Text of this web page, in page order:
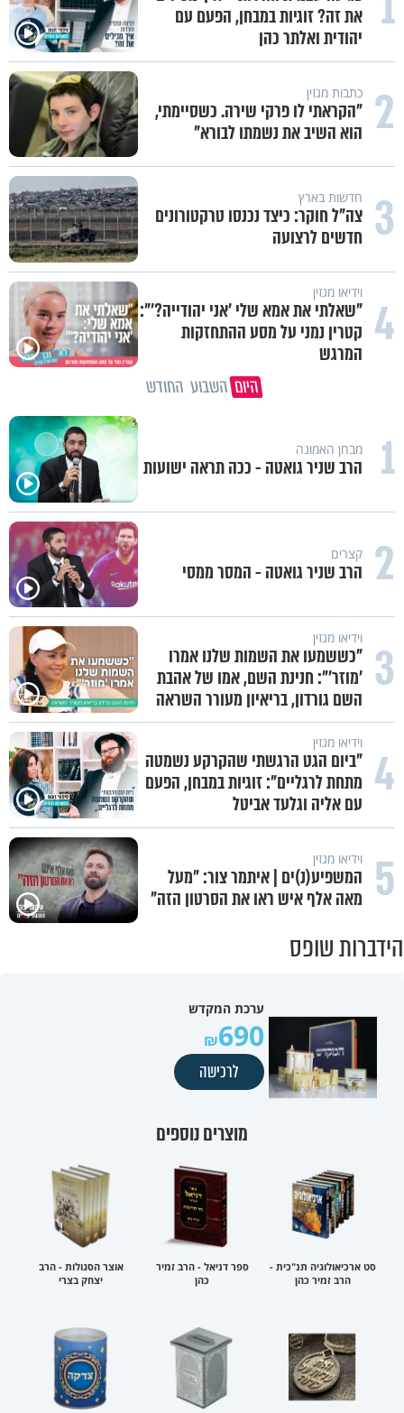
את זה? זוגיות במבחן, הפעם עם
יהודית ואלתר כהן
2 כתבות מגזין
"הקראתי לו פרקי שירה. כשסיימתי,
הוא השיב את נשמתו לבורא"
3 חדשות בארץ
צה"ל חוקר: כיצד נכנסו טרקטורונים
חדשים לרצועה
4 וידיאו מגזין
"שאלתי את אמא שלי 'אני יהודייה?'":
קטרין נמני על מסע ההתחזקות
המרגש
היום השבוע החודש
1 מבחן האמונה
הרב שניר גואטה - ככה תראה ישועות
2 קצרים
הרב שניר גואטה - המסר ממסי
3 וידיאו מגזין
"כששמעו את השמות שלנו אמרו
'מוזר'": חנינת השם, אמו של אהבת
השם גורדון, בריאיון מעורר השראה
4 וידיאו מגזין
"ביום הגט הרגשתי שהקרקע נשמטה
מתחת לרגליים": זוגיות במבחן, הפעם
עם אליה וגלעד אביטל
5 וידיאו מגזין
המשפיע(נ)ים | איתמר צור: "מעל
מאה אלף איש ראו את הסרטון הזה"
הידברות שופס
ערכת המקדש
690
לרכישה
מוצרים נוספים
סט ארכיאולוגיה תנ"כית -
הרב זמיר כהן
ספר דניאל - הרב זמיר
כהן
אוצר הסגולות - הרב
יצחק בצרי